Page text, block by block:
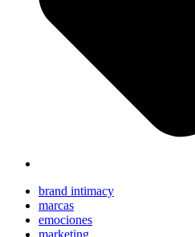
brand intimacy
marcas
emociones
marketing